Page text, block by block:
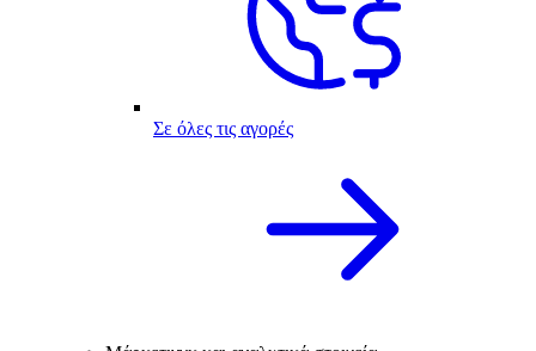
Σε όλες τις αγορές